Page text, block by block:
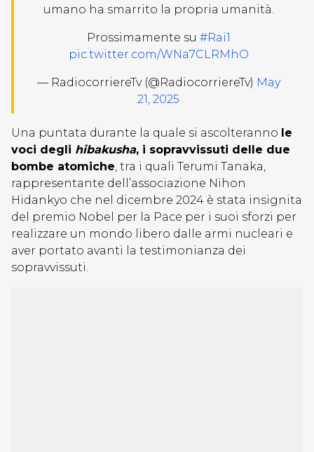
umano ha smarrito la propria umanità.
Prossimamente su #Rai1
pic.twitter.com/WNa7CLRMhO
— RadiocorriereTv (@RadiocorriereTv) May
21, 2025
Una puntata durante la quale si ascolteranno le
voci degli hibakusha, i sopravvissuti delle due
bombe atomiche, tra i quali Terumi Tanaka,
rappresentante dell’associazione Nihon
Hidankyo che nel dicembre 2024 è stata insignita
del premio Nobel per la Pace per i suoi sforzi per
realizzare un mondo libero dalle armi nucleari e
aver portato avanti la testimonianza dei
sopravvissuti.